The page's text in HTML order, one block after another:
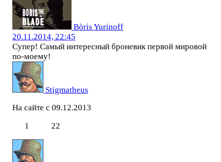
Bòris Yurinoff
20.11.2014, 22:45
Супер! Самый интересный броневик первой мировой
по-моему!
Stigmatheus
На сайте с 09.12.2013
1
22